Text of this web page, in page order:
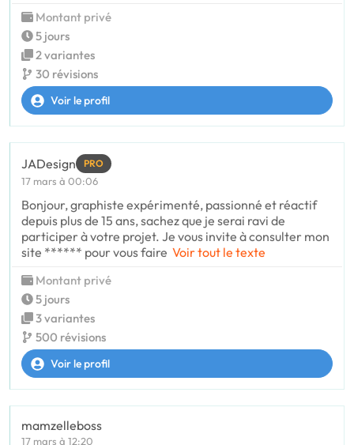
Montant privé
5 jours
2 variantes
30 révisions
Voir le profil
JADesign PRO
17 mars à 00:06
Bonjour, graphiste expérimenté, passionné et réactif
depuis plus de 15 ans, sachez que je serai ravi de
participer à votre projet. Je vous invite à consulter mon
site ****** pour vous faire Voir tout le texte
Montant privé
5 jours
3 variantes
500 révisions
Voir le profil
mamzelleboss
17 mars à 12:20